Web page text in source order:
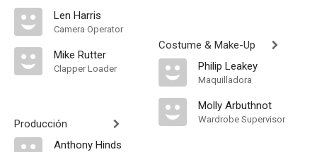
Len Harris
Camera Operator
Mike Rutter
Clapper Loader
Producción
Anthony Hinds
Costume & Make-Up
Philip Leakey
Maquilladora
Molly Arbuthnot
Wardrobe Supervisor